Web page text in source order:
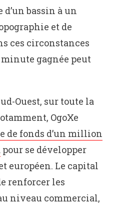
bassin à un
et de
ces circonstances
gagnée peut
Ouest, sur toute la
OgoXe
de fonds d’un million
pour se développer
européen. Le capital
renforcer les
niveau commercial,